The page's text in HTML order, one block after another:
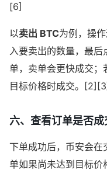
[6]
以卖出 BTC为例，操
入要卖出的数量，最后
单，卖单会更快成交；
目标价格时成交。
六、查看订单是否成
下单成功后，币安会在
单如果尚未达到目标价